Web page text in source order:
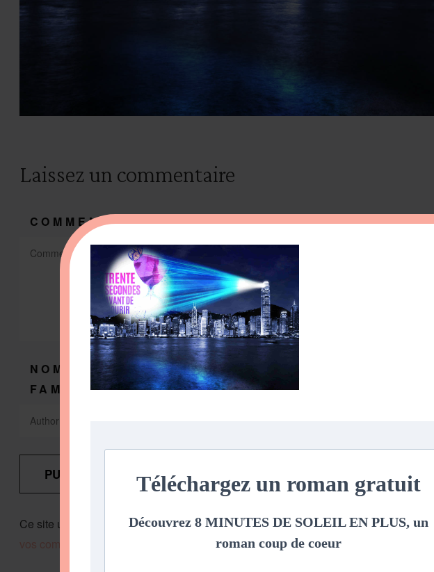
Laissez un commentaire
COMMENTAIRE*
NOM DE
FAMILLE*
EMAIL
Ce site utilise Akismet pour réduire les indésirables.En savoir plus sur la façon